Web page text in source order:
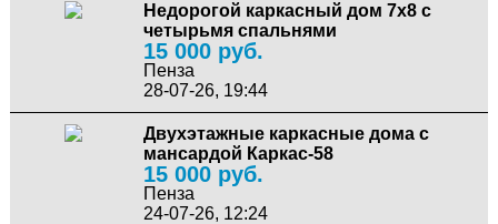
Недорогой каркасный дом 7х8 с
четырьмя спальнями
15 000 руб.
Пенза
28-07-26, 19:44
Двухэтажные каркасные дома с
мансардой Каркас-58
15 000 руб.
Пенза
24-07-26, 12:24